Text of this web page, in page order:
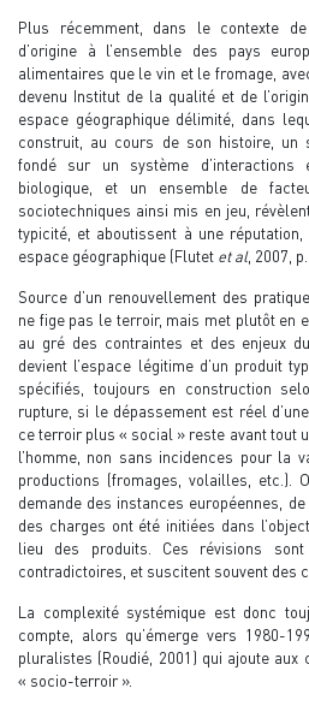
Plus récemment, dans le contexte de
d’origine à l’ensemble des pays
alimentaires que le vin et le fromage, avec
devenu Institut de la qualité et de
espace géographique délimité, dans
construit, au cours de son histoire, un
fondé sur un système
biologique, et un ensemble de
sociotechniques ainsi mis en jeu,
typicité, et aboutissent à une
espace géographique (Flutet et al, 2007, p.
Source d’un renouvellement des
ne fige pas le terroir, mais met plutôt en
au gré des contraintes et des enjeux
devient l’espace légitime d’un produit
spécifiés, toujours en construction
rupture, si le dépassement est réel
ce terroir plus « social » reste avant tout
l’homme, non sans incidences pour la
productions (fromages, volailles, etc.).
demande des instances européennes,
des charges ont été initiées dans
lieu des produits. Ces révisions
contradictoires, et suscitent souvent des
La complexité systémique est donc
compte, alors qu’émerge vers 1980-
pluralistes (Roudié, 2001) qui ajoute
« socio-terroir ».